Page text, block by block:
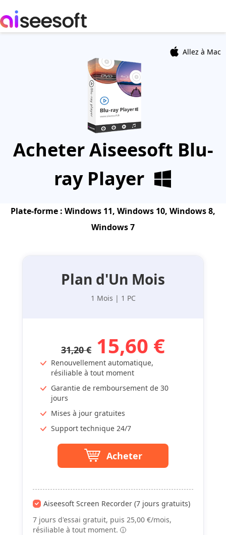
Allez à Mac
AcheterAiseesoft Blu-
ray Player
Plate-forme : Windows 11, Windows 10, Windows 8,
Windows 7
Plan d'Un Mois
1 Mois | 1 PC
31,20 € 15,60 €
Renouvellement automatique,
résiliable à tout moment
Garantie de remboursement de 30
jours
Mises à jour gratuites
Support technique 24/7
Acheter
Aiseesoft Screen Recorder (7 jours gratuits)
7 jours d'essai gratuit, puis 25,00 €/mois,
résiliable à tout moment.